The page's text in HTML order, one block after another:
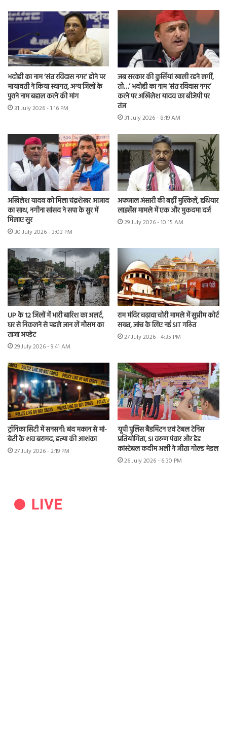
भदोही का नाम ‘संत रविदास नगर’ होने पर
मायावती ने किया स्वागत, अन्य जिलों के
पुराने नाम बहाल करने की मांग
31 July 2026 - 1:16 PM
जब सरकार की कुर्सियां खाली रहने लगीं,
तो…’ भदोही का नाम ‘संत रविदास नगर’
करने पर अखिलेश यादव का बीजेपी पर
तंज
31 July 2026 - 8:19 AM
अखिलेश यादव को मिला चंद्रशेखर आजाद
का साथ, नगीना सांसद ने सपा के सुर में
मिलाए सुर
30 July 2026 - 3:03 PM
अफजाल अंसारी की बढ़ीं मुश्किलें, हथियार
लाइसेंस मामले में एक और मुकदमा दर्ज
29 July 2026 - 10:15 AM
UP के 12 जिलों में भारी बारिश का अलर्ट,
घर से निकलने से पहले जान लें मौसम का
ताजा अपडेट
29 July 2026 - 9:41 AM
राम मंदिर चढ़ावा चोरी मामले में सुप्रीम कोर्ट
सख्त, जांच के लिए नई SIT गठित
27 July 2026 - 4:35 PM
ट्रॉनिका सिटी में सनसनी: बंद मकान से मां-
बेटी के शव बरामद, हत्या की आशंका
27 July 2026 - 2:19 PM
यूपी पुलिस बैडमिंटन एवं टेबल टेनिस
प्रतियोगिता, SI वरुण पंवार और हेड
कांस्टेबल कदीम अली ने जीता गोल्ड मेडल
26 July 2026 - 6:30 PM